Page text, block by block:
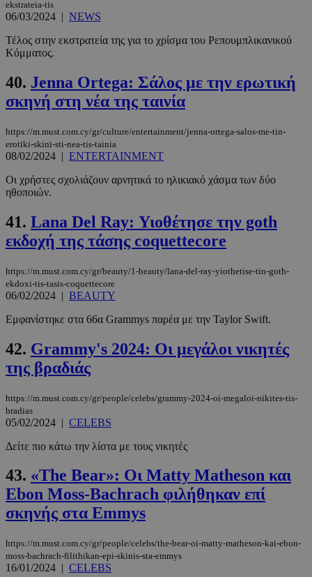
ekstrateia-tis
06/03/2024 | NEWS
Τέλος στην εκστρατεία της για το χρίσμα του Ρεπουμπλικανικού
Κόμματος.
40. Jenna Ortega: Σάλος με την ερωτική
σκηνή στη νέα της ταινία
https://m.must.com.cy/gr/culture/entertainment/jenna-ortega-salos-me-tin-
erotiki-skini-sti-nea-tis-tainia
08/02/2024 | ENTERTAINMENT
Οι χρήστες σχολιάζουν αρνητικά το ηλικιακό χάσμα των δύο
ηθοποιών.
41. Lana Del Ray: Υιοθέτησε την goth
εκδοχή της τάσης coquettecore
https://m.must.com.cy/gr/beauty/1-beauty/lana-del-ray-yiothetise-tin-goth-
ekdoxi-tis-tasis-coquettecore
06/02/2024 | BEAUTY
Eμφανίστηκε στα 66α Grammys παρέα με την Taylor Swift.
42. Grammy's 2024: Οι μεγάλοι νικητές
της βραδιάς
https://m.must.com.cy/gr/people/celebs/grammy-2024-oi-megaloi-nikites-tis-
bradias
05/02/2024 | CELEBS
Δείτε πιο κάτω την λίστα με τους νικητές
43. «The Bear»: Οι Matty Matheson και
Ebon Moss-Bachrach φιλήθηκαν επί
σκηνής στα Emmys
https://m.must.com.cy/gr/people/celebs/the-bear-oi-matty-matheson-kai-ebon-
moss-bachrach-filithikan-epi-skinis-sta-emmys
16/01/2024 | CELEBS